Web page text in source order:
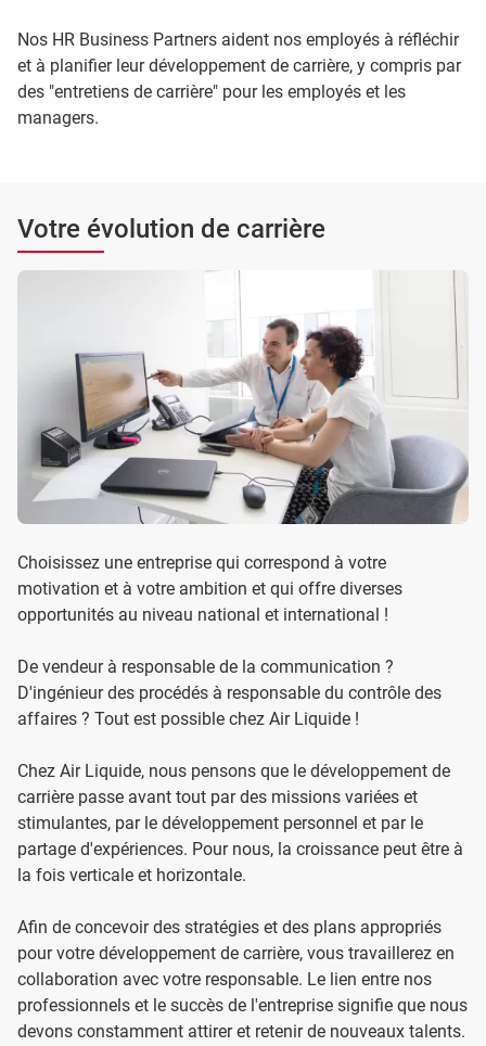
Nos HR Business Partners aident nos employés à réfléchir
et à planifier leur développement de carrière, y compris par
des "entretiens de carrière" pour les employés et les
managers.
Votre évolution de carrière
Choisissez une entreprise qui correspond à votre
motivation et à votre ambition et qui offre diverses
opportunités au niveau national et international !
De vendeur à responsable de la communication ?
D'ingénieur des procédés à responsable du contrôle des
affaires ? Tout est possible chez Air Liquide !
Chez Air Liquide, nous pensons que le développement de
carrière passe avant tout par des missions variées et
stimulantes, par le développement personnel et par le
partage d'expériences. Pour nous, la croissance peut être à
la fois verticale et horizontale.
Afin de concevoir des stratégies et des plans appropriés
pour votre développement de carrière, vous travaillerez en
collaboration avec votre responsable. Le lien entre nos
professionnels et le succès de l'entreprise signifie que nous
devons constamment attirer et retenir de nouveaux talents.